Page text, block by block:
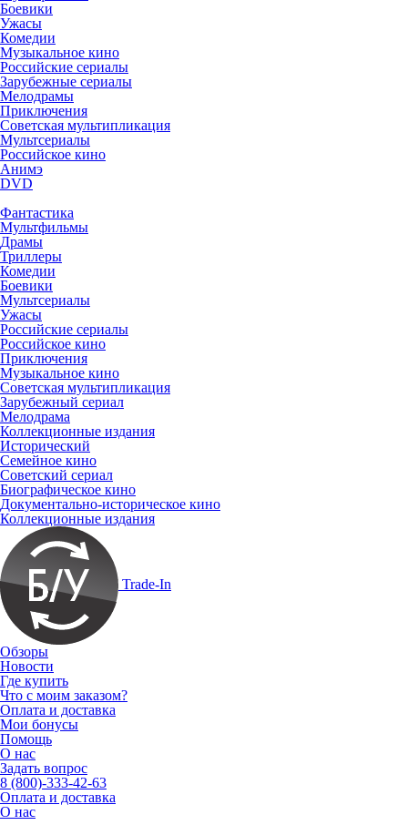
Боевики
Ужасы
Комедии
Музыкальное кино
Российские сериалы
Зарубежные сериалы
Мелодрамы
Приключения
Советская мультипликация
Мультсериалы
Российское кино
Анимэ
DVD
Фантастика
Мультфильмы
Драмы
Триллеры
Комедии
Боевики
Мультсериалы
Ужасы
Российские сериалы
Российское кино
Приключения
Музыкальное кино
Советская мультипликация
Зарубежный сериал
Мелодрама
Коллекционные издания
Исторический
Семейное кино
Советский сериал
Биографическое кино
Документально-историческое кино
Коллекционные издания
Trade-In
Обзоры
Новости
Где купить
Что с моим заказом?
Оплата и доставка
Мои бонусы
Помощь
О нас
Задать вопрос
8 (800)-333-42-63
Оплата и доставка
О нас